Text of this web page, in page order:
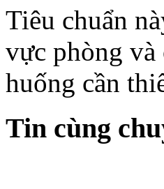
Tiêu chuẩn
vực phòng và
huống cần
Tin cùng